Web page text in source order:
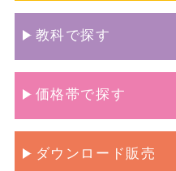
教科で探す
価格帯で探す
ダウンロード販売